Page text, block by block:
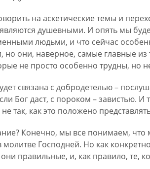
на аскетические темы и
душевными. И опять мы
людьми, и что сейчас
они, наверное, самые главные
не просто особенно трудны, но
связана с добродетелью –
Бог даст, с пороком – завистью.
так, как это положено
Конечно, мы все понимаем,
молитве Господней. Но как
правильные, и, как правило, те,